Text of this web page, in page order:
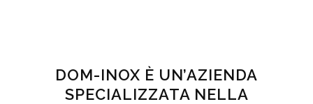
DOM-INOX È UN’AZIENDA
SPECIALIZZATA NELLA